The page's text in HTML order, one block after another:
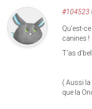
#104523
Qu'est-
canines !
T'as
( Aussi
que la